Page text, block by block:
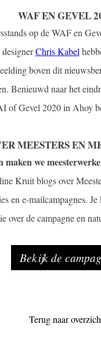
WAF EN GEVEL
op de WAF en
Chris Kabel
boven dit
Benieuwd naar het
of Gevel 2020 in Ahoy
MEESTERS EN
maken we
Kruit blogs over
en e-mailcampagnes.
over de campagne en
Bekijk de
Terug naar